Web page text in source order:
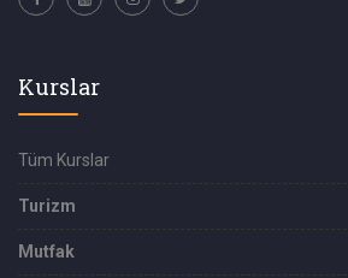
Kurslar
Tüm Kurslar
Turizm
Mutfak